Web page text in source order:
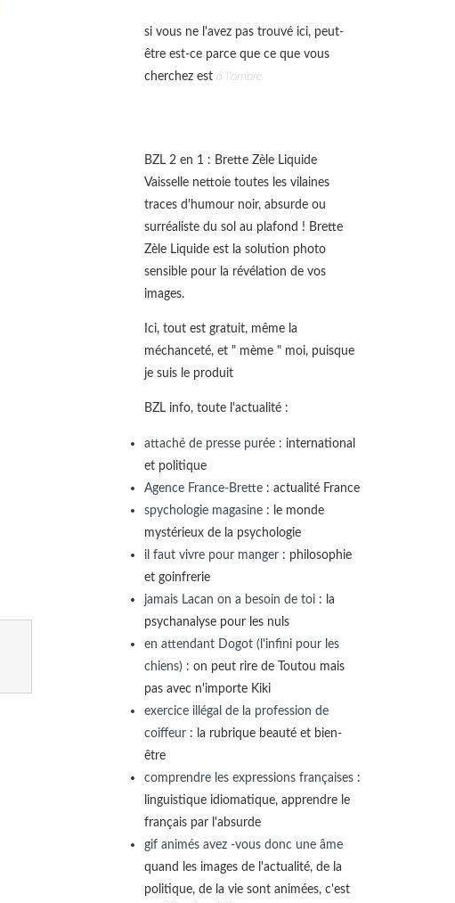
si vous ne l'avez pas trouvé ici, peut-
être est-ce parce que ce que vous
cherchez està l'ombre
BZL 2 en 1 : Brette Zèle Liquide
Vaisselle nettoie toutes les vilaines
traces d'humour noir, absurde ou
surréaliste du sol au plafond ! Brette
Zèle Liquide est la solution photo
sensible pour la révélation de vos
images.
Ici, tout est gratuit, même la
méchanceté, et " mème " moi, puisque
je suis le produit
BZL info, toute l'actualité :
attaché de presse purée : international
et politique
Agence France-Brette : actualité France
spychologie magasine : le monde
mystérieux de la psychologie
il faut vivre pour manger : philosophie
et goinfrerie
jamais Lacan on a besoin de toi : la
psychanalyse pour les nuls
en attendant Dogot (l'infini pour les
chiens) : on peut rire de Toutou mais
pas avec n'importe Kiki
exercice illégal de la profession de
coiffeur : la rubrique beauté et bien-
être
comprendre les expressions françaises :
linguistique idiomatique, apprendre le
français par l'absurde
gif animés avez -vous donc une âme
quand les images de l'actualité, de la
politique, de la vie sont animées, c'est